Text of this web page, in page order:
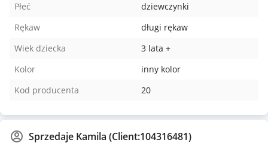
Płeć
dziewczynki
Rękaw
długi rękaw
Wiek dziecka
3 lata +
Kolor
inny kolor
Kod producenta
20
Sprzedaje Kamila (Client:104316481)